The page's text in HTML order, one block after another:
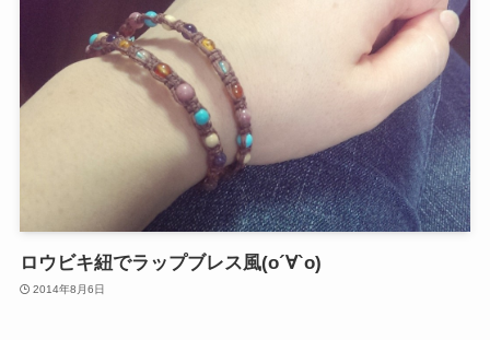
ロウビキ紐でラップブレス風(о´∀`о)
2014年8月6日